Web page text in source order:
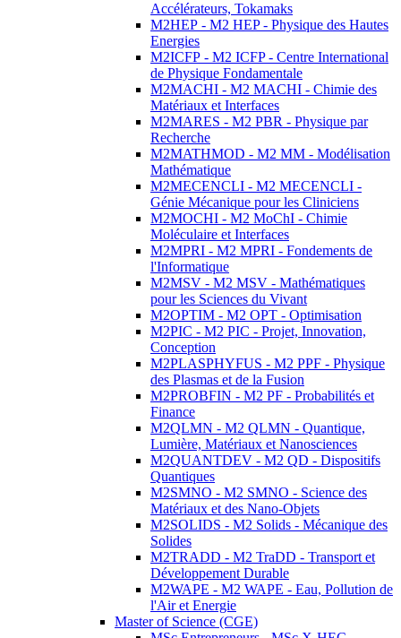
Accélérateurs, Tokamaks
M2HEP - M2 HEP - Physique des Hautes
Energies
M2ICFP - M2 ICFP - Centre International
de Physique Fondamentale
M2MACHI - M2 MACHI - Chimie des
Matériaux et Interfaces
M2MARES - M2 PBR - Physique par
Recherche
M2MATHMOD - M2 MM - Modélisation
Mathématique
M2MECENCLI - M2 MECENCLI -
Génie Mécanique pour les Cliniciens
M2MOCHI - M2 MoChI - Chimie
Moléculaire et Interfaces
M2MPRI - M2 MPRI - Fondements de
l'Informatique
M2MSV - M2 MSV - Mathématiques
pour les Sciences du Vivant
M2OPTIM - M2 OPT - Optimisation
M2PIC - M2 PIC - Projet, Innovation,
Conception
M2PLASPHYFUS - M2 PPF - Physique
des Plasmas et de la Fusion
M2PROBFIN - M2 PF - Probabilités et
Finance
M2QLMN - M2 QLMN - Quantique,
Lumière, Matériaux et Nanosciences
M2QUANTDEV - M2 QD - Dispositifs
Quantiques
M2SMNO - M2 SMNO - Science des
Matériaux et des Nano-Objets
M2SOLIDS - M2 Solids - Mécanique des
Solides
M2TRADD - M2 TraDD - Transport et
Développement Durable
M2WAPE - M2 WAPE - Eau, Pollution de
l'Air et Energie
Master of Science (CGE)